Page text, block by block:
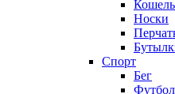
Носки
Спорт
Бег
Футбол